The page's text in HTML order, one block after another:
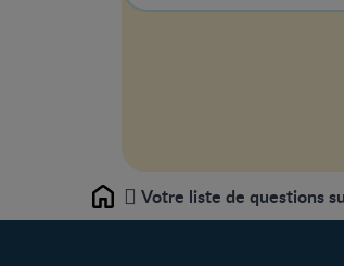
Home Votre liste de questions